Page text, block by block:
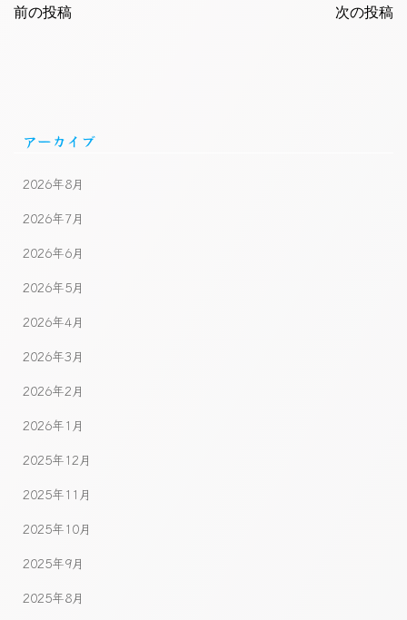
navigation
前の投稿 次の投稿
アーカイブ
2026年8月
2026年7月
2026年6月
2026年5月
2026年4月
2026年3月
2026年2月
2026年1月
2025年12月
2025年11月
2025年10月
2025年9月
2025年8月